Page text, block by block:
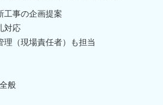
工事の企画提案
対応
（現場責任者）も担当
般